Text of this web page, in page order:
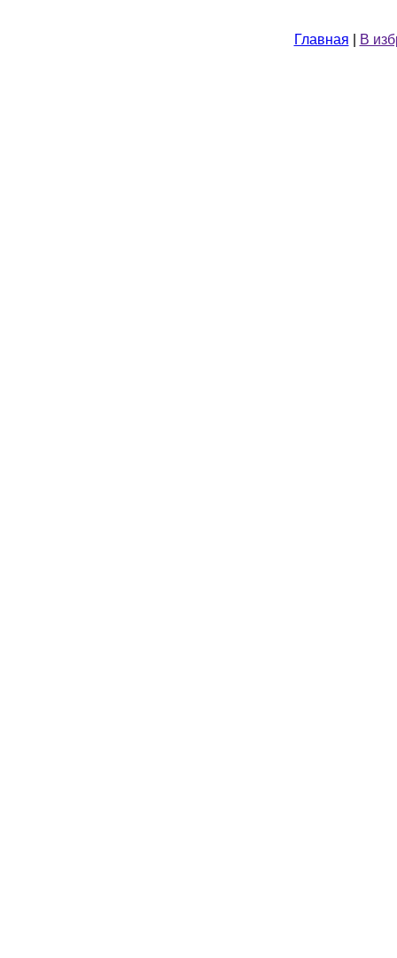
Главная В